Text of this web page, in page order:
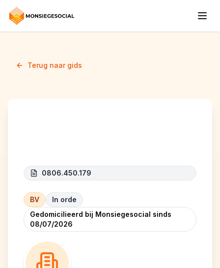
Terug naar gids
0806.450.179
BV
In orde
Gedomicilieerd bij Monsiegesocial sinds
08/07/2026